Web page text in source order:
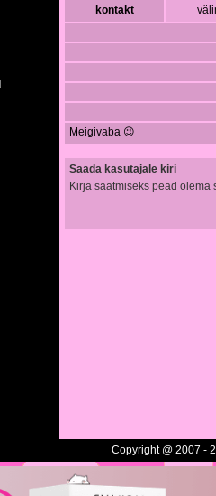
kontakt
Meigivaba 😉
Saada kasutajale kiri
Kirja saatmiseks pead olema
Copyright @ 2007 -